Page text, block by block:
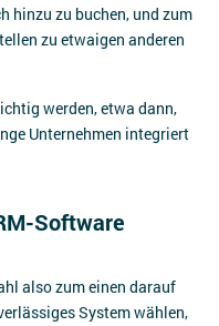
hinzu zu buchen, und zum
zu etwaigen anderen
werden, etwa dann,
Unternehmen integriert
Software
also zum einen darauf
System wählen,